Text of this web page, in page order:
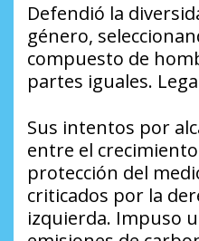
Defendió la
género,
compuesto de
partes iguales.
Sus intentos por
entre el
protección del
criticados por la
izquierda. Impuso